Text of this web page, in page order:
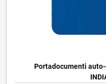
Portadocumenti